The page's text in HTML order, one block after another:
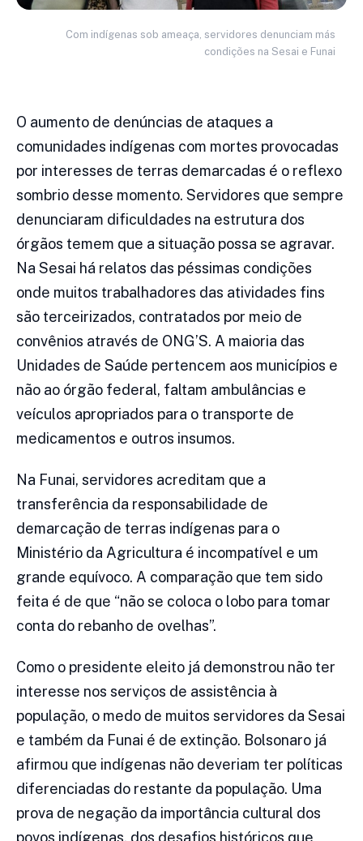
Com indígenas sob ameaça, servidores denunciam más
condições na Sesai e Funai
O aumento de denúncias de ataques a
comunidades indígenas com mortes provocadas
por interesses de terras demarcadas é o reflexo
sombrio desse momento. Servidores que sempre
denunciaram dificuldades na estrutura dos
órgãos temem que a situação possa se agravar.
Na Sesai há relatos das péssimas condições
onde muitos trabalhadores das atividades fins
são terceirizados, contratados por meio de
convênios através de ONG’S. A maioria das
Unidades de Saúde pertencem aos municípios e
não ao órgão federal, faltam ambulâncias e
veículos apropriados para o transporte de
medicamentos e outros insumos.
Na Funai, servidores acreditam que a
transferência da responsabilidade de
demarcação de terras indígenas para o
Ministério da Agricultura é incompatível e um
grande equívoco. A comparação que tem sido
feita é de que “não se coloca o lobo para tomar
conta do rebanho de ovelhas”.
Como o presidente eleito já demonstrou não ter
interesse nos serviços de assistência à
população, o medo de muitos servidores da Sesai
e também da Funai é de extinção. Bolsonaro já
afirmou que indígenas não deveriam ter políticas
diferenciadas do restante da população. Uma
prova de negação da importância cultural dos
povos indígenas, dos desafios históricos que